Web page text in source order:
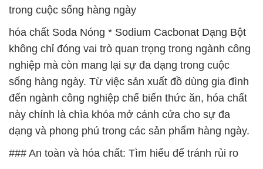
trong cuộc sống hàng ngày
hóa chất Soda Nóng * Sodium Cacbonat Dạng Bột
không chỉ đóng vai trò quan trọng trong ngành công
nghiệp mà còn mang lại sự đa dạng trong cuộc
sống hàng ngày. Từ việc sản xuất đồ dùng gia đình
đến ngành công nghiệp chế biến thức ăn, hóa chất
này chính là chìa khóa mở cánh cửa cho sự đa
dạng và phong phú trong các sản phẩm hàng ngày.
### An toàn và hóa chất: Tìm hiểu để tránh rủi ro